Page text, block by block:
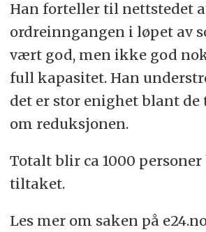
Han forteller til nettstedet
ordreinngangen i løpet av
vært god, men ikke god
full kapasitet. Han
det er stor enighet blant
om reduksjonen.
Totalt blir ca 1000
tiltaket.
Les mer om saken på